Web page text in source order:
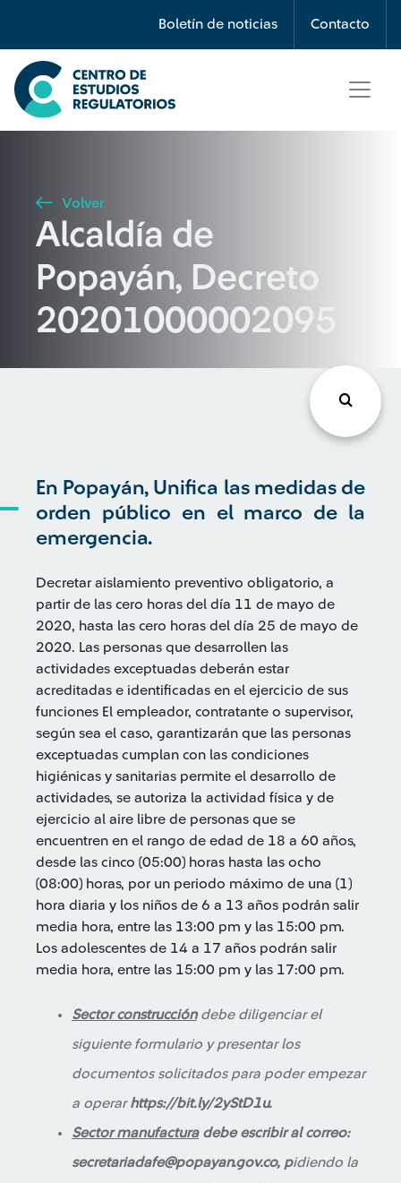
Boletín de noticias Contacto
Búsqueda
Seleccione país
Buscar
Volver
Alcaldía de
Popayán, Decreto
20201000002095
En Popayán, Unifica las medidas de
orden público en el marco de la
emergencia.
Decretar aislamiento preventivo obligatorio, a
partir de las cero horas del día 11 de mayo de
2020, hasta las cero horas del día 25 de mayo de
2020. Las personas que desarrollen las
actividades exceptuadas deberán estar
acreditadas e identificadas en el ejercicio de sus
funciones El empleador, contratante o supervisor,
según sea el caso, garantizarán que las personas
exceptuadas cumplan con las condiciones
higiénicas y sanitarias permite el desarrollo de
actividades, se autoriza la actividad física y de
ejercicio al aire libre de personas que se
encuentren en el rango de edad de 18 a 60 años,
desde las cinco (05:00) horas hasta las ocho
(08:00) horas, por un periodo máximo de una (1)
hora diaria y los niños de 6 a 13 años podrán salir
media hora, entre las 13:00 pm y las 15:00 pm.
Los adolescentes de 14 a 17 años podrán salir
media hora, entre las 15:00 pm y las 17:00 pm.
Sector construccióndebe diligenciar el
siguiente formulario y presentar los
documentos solicitados para poder empezar
a operarhttps://bit.ly/2yStD1u.
Sector manufacturadebe escribir al correo:
secretariadafe@popayan.gov.co, pidiendo la